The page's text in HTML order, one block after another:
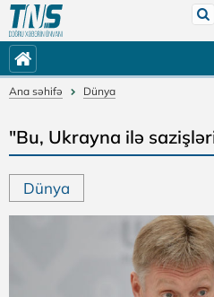
Ana səhifə Dünya
"Bu, Ukrayna ilə
Dünya